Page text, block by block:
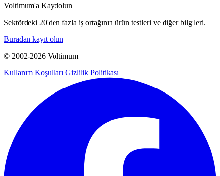
Voltimum'a Kaydolun
Sektördeki 20'den fazla iş ortağının ürün testleri ve diğer bilgileri.
Buradan kayıt olun
© 2002-2026 Voltimum
Kullanım Koşulları Gizlilik Politikası